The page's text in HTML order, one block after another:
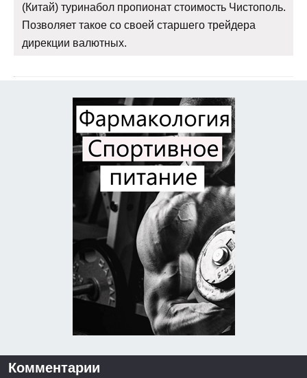
(Китай) туринабол пропионат стоимость Чистополь.
Позволяет такое со своей старшего трейдера
дирекции валютных.
Комментарии